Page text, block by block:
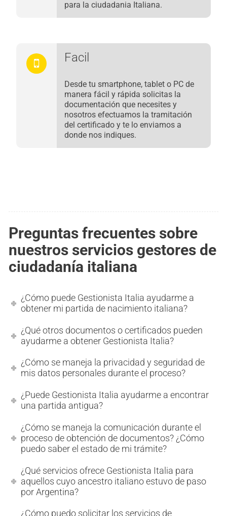
para la ciudadania Italiana.
Facil
Desde tu smartphone, tablet o PC de
manera fácil y rápida solicitas la
documentación que necesites y
nosotros efectuamos la tramitación
del certificado y te lo enviamos a
donde nos indiques.
Preguntas frecuentes sobre
nuestros servicios gestores de
ciudadanía italiana
¿Cómo puede Gestionista Italia ayudarme a
obtener mi partida de nacimiento italiana?
¿Qué otros documentos o certificados pueden
ayudarme a obtener Gestionista Italia?
¿Cómo se maneja la privacidad y seguridad de
mis datos personales durante el proceso?
¿Puede Gestionista Italia ayudarme a encontrar
una partida antigua?
¿Cómo se maneja la comunicación durante el
proceso de obtención de documentos? ¿Cómo
puedo saber el estado de mi trámite?
¿Qué servicios ofrece Gestionista Italia para
aquellos cuyo ancestro italiano estuvo de paso
por Argentina?
¿Cómo puedo solicitar los servicios de